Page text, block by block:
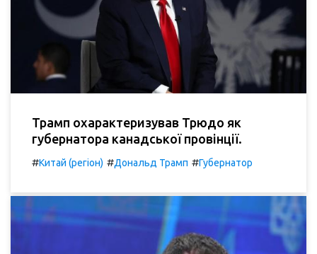
Трамп охарактеризував Трюдо як
губернатора канадської провінції.
#Китай (регіон) #Дональд Трамп #Губернатор